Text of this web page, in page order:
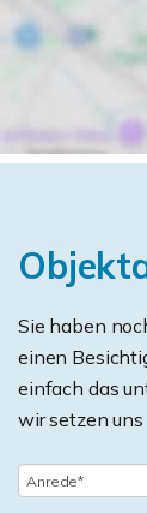
Sie haben
einen
einfach das
wir setzen